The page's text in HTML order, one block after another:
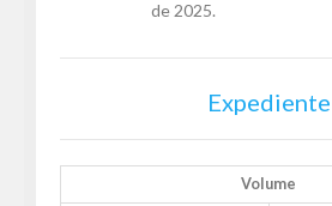
de 2025.
Expediente
Volume